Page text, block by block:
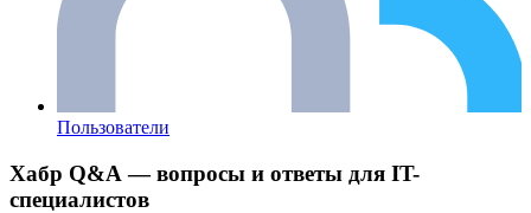
Пользователи
Хабр Q&A — вопросы и ответы для IT-
специалистов